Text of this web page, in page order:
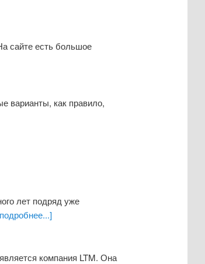
сайте есть большое
варианты, как правило,
лет подряд уже
компания LTM. Она